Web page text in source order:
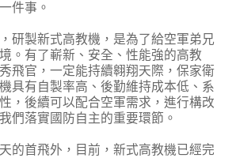
件事。
研製新式高教機，是為了給空軍弟兄
。有了嶄新、安全、性能強的高教
飛官，一定能持續翱翔天際，保家衛
具有自製率高、後勤維持成本低、系
，後續可以配合空軍需求，進行構改
們落實國防自主的重要環節。
的首飛外，目前，新式高教機已經完